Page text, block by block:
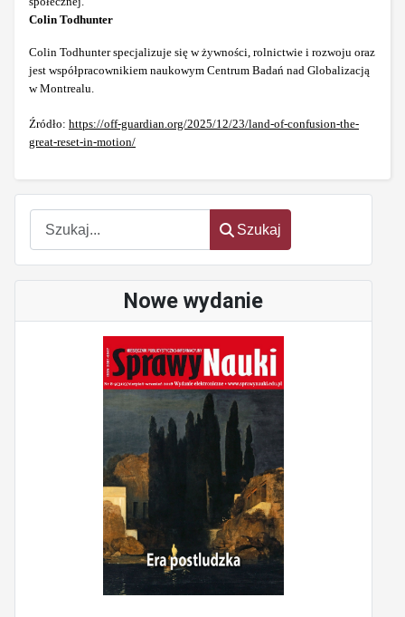
Szukaj
Szukaj
Nowe wydanie
Colin Todhunter
Colin Todhunter specjalizuje się w żywności, rolnictwie i rozwoju oraz
jest współpracownikiem naukowym Centrum Badań nad Globalizacją
w Montrealu.
Źródło: https://off-guardian.org/2025/12/23/land-of-confusion-the-
great-reset-in-motion/